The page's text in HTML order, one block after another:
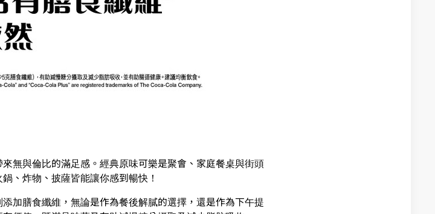
無與倫比的滿足感。經典原味可樂是聚會、家庭餐桌與街頭
、炸物、披薩皆能讓你感到暢快！
加膳食纖維，無論是作為餐後解膩的選擇，還是作為下午提